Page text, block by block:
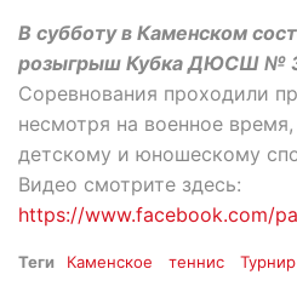
В субботу в Каменском
розыгрыш Кубка ДЮСШ № 3
Соревнования проходили
несмотря на военное
детскому и юношескому
Видео смотрите здесь:
https://www.facebook.com/
Теги Каменское теннис Турнир